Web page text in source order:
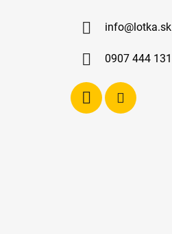
info@lotka.sk
0907 444 131